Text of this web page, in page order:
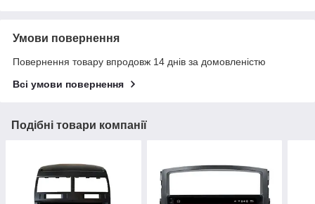
Умови повернення
Повернення товару впродовж 14 днів за домовленістю
Всі умови повернення
Подібні товари компанії